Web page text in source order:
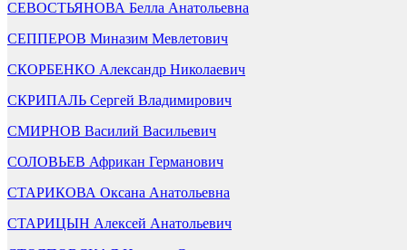
СЕВОСТЬЯНОВА Белла Анатольевна
СЕППЕРОВ Миназим Мевлетович
СКОРБЕНКО Александр Николаевич
СКРИПАЛЬ Сергей Владимирович
СМИРНОВ Василий Васильевич
СОЛОВЬЕВ Африкан Германович
СТАРИКОВА Оксана Анатольевна
СТАРИЦЫН Алексей Анатольевич